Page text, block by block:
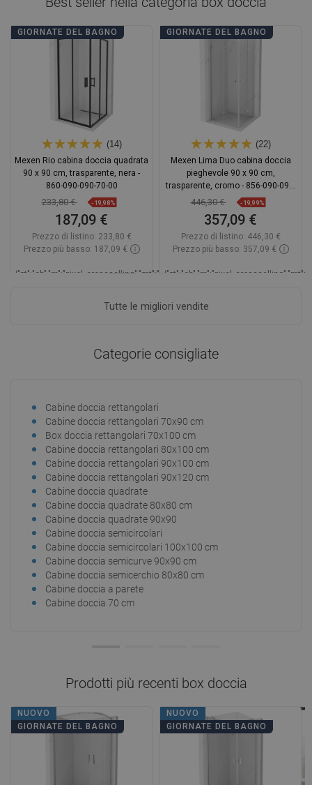
GIORNATE DEL BAGNO
(14)
Mexen Rio cabina doccia quadrata
90 x 90 cm, trasparente, nera -
860-090-090-70-00
233,80 € -19,98%
187,09 €
Prezzo di listino: 233,80 €
Prezzo più basso: 187,09 €
_LSCESIEND_
favorite_border Preferito
GIORNATE DEL BAGNO
(22)
Mexen Lima Duo cabina doccia
pieghevole 90 x 90 cm,
trasparente, cromo - 856-090-090-
02-00
446,30 € -19,99%
357,09 €
Prezzo di listino: 446,30 €
Prezzo più basso: 357,09 €
Confrontare
Tutte le migliori vendite
Categorie consigliate
Cabine doccia rettangolari
Cabine doccia rettangolari 70x90 cm
Box doccia rettangolari 70x100 cm
Cabine doccia rettangolari 80x100 cm
Cabine doccia rettangolari 90x100 cm
Cabine doccia rettangolari 90x120 cm
Cabine doccia quadrate
Cabine doccia quadrate 80x80 cm
Cabine doccia quadrate 90x90
Cabine doccia semicircolari
Cabine doccia semicircolari 100x100 cm
Cabine doccia semicurve 90x90 cm
Cabine doccia semicerchio 80x80 cm
Cabine doccia a parete
Cabine doccia 70 cm
Prodotti più recenti box doccia
NUOVO
GIORNATE DEL BAGNO
NUOVO
GIORNATE DEL BAGNO